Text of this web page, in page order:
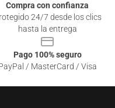
Compra con confianza
24/7 desde los clics
hasta la entrega
Pago 100% seguro
/ MasterCard / Visa